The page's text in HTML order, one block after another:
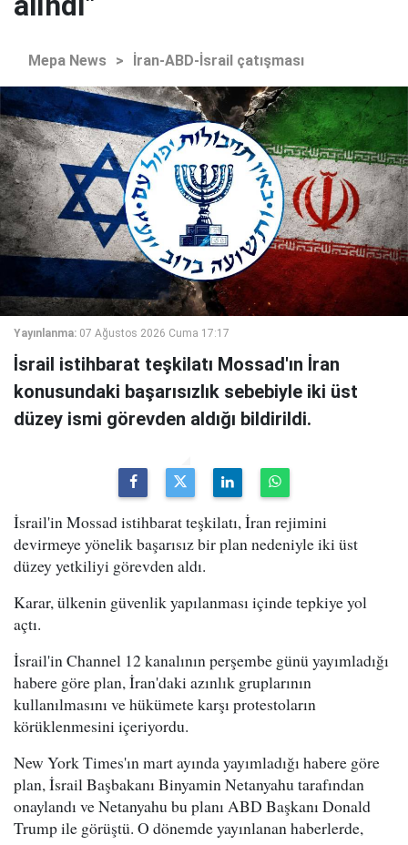
Mepa News > İran-ABD-İsrail çatışması
Yayınlanma: 07 Ağustos 2026 Cuma 17:17
İsrail istihbarat teşkilatı Mossad'ın İran
konusundaki başarısızlık sebebiyle iki üst
düzey ismi görevden aldığı bildirildi.
İsrail'in Mossad istihbarat teşkilatı, İran rejimini
devirmeye yönelik başarısız bir plan nedeniyle iki üst
düzey yetkiliyi görevden aldı.
Karar, ülkenin güvenlik yapılanması içinde tepkiye yol
açtı.
İsrail'in Channel 12 kanalının perşembe günü yayımladığı
habere göre plan, İran'daki azınlık gruplarının
kullanılmasını ve hükümete karşı protestoların
körüklenmesini içeriyordu.
New York Times'ın mart ayında yayımladığı habere göre
plan, İsrail Başbakanı Binyamin Netanyahu tarafından
onaylandı ve Netanyahu bu planı ABD Başkanı Donald
Trump ile görüştü. O dönemde yayınlanan haberlerde,